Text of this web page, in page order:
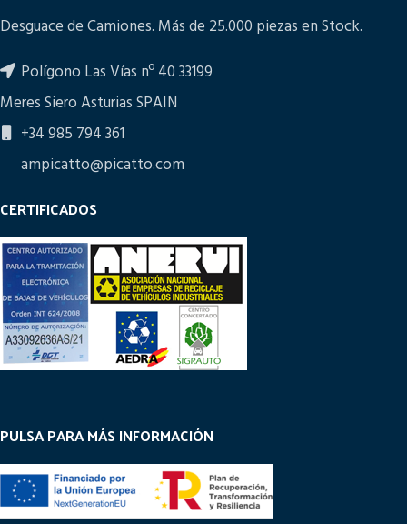
Desguace de Camiones. Más de 25.000 piezas en Stock.
Polígono Las Vías nº 40 33199
Meres Siero Asturias SPAIN
+34 985 794 361
ampicatto@picatto.com
CERTIFICADOS
PULSA PARA MÁS INFORMACIÓN